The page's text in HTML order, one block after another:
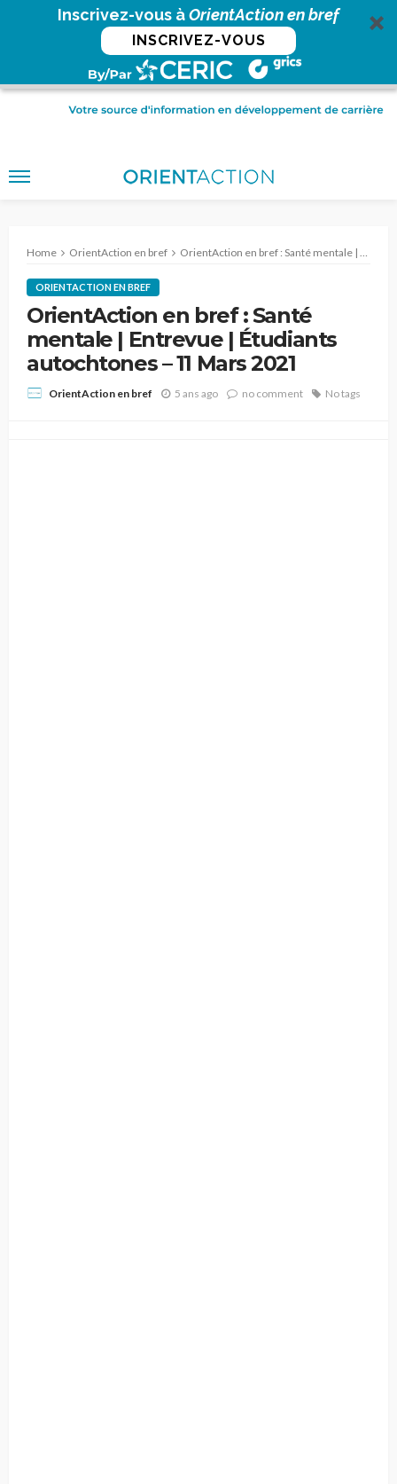
Inscrivez-vous àOrientAction en bref
INSCRIVEZ-VOUS
Home OrientAction en bref OrientAction en bref : Santé mentale | Entrevue | Étudiants autochtones – 11 Mars 2021
ORIENTACTION EN BREF
OrientAction en bref : Santé
mentale | Entrevue | Étudiants
autochtones – 11 Mars 2021
OrientAction en bref 5 ans ago no comment No tags